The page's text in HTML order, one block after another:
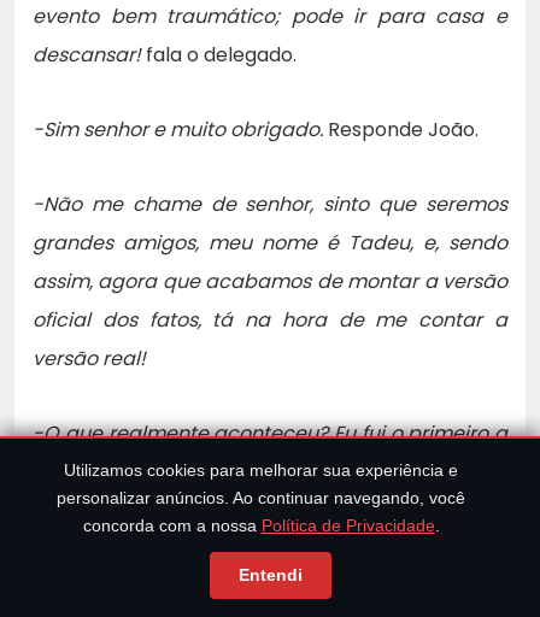
evento bem traumático; pode ir para casa e
descansar!fala o delegado.
-Sim senhor e muito obrigado. Responde João.
-Não me chame de senhor, sinto que seremos
grandes amigos, meu nome é Tadeu, e, sendo
assim, agora que acabamos de montar a versão
oficial dos fatos, tá na hora de me contar a
versão real!
-O que realmente aconteceu? Eu fui o primeiro a
chegar e achei esta filmadora…
O delegado fecha as persianas da sala e liga a
filmadora em um computador onde passa as
Utilizamos cookies para melhorar sua experiência e
personalizar anúncios. Ao continuar navegando, você
concorda com a nossa Política de Privacidade.
Entendi